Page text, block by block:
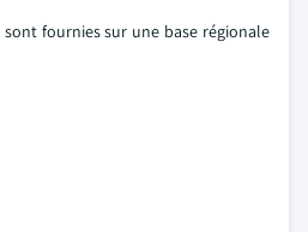
fournies sur une base régionale